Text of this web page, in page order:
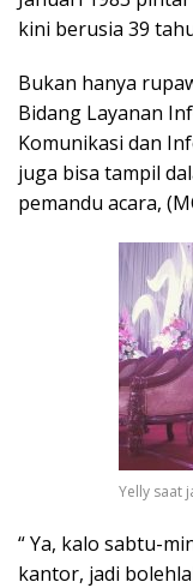
kini berusia 39
Bukan hanya
Bidang Layanan
Komunikasi dan
juga bisa tampil
pemandu acara,
Yelly saat
“ Ya, kalo sabtu-
kantor, jadi